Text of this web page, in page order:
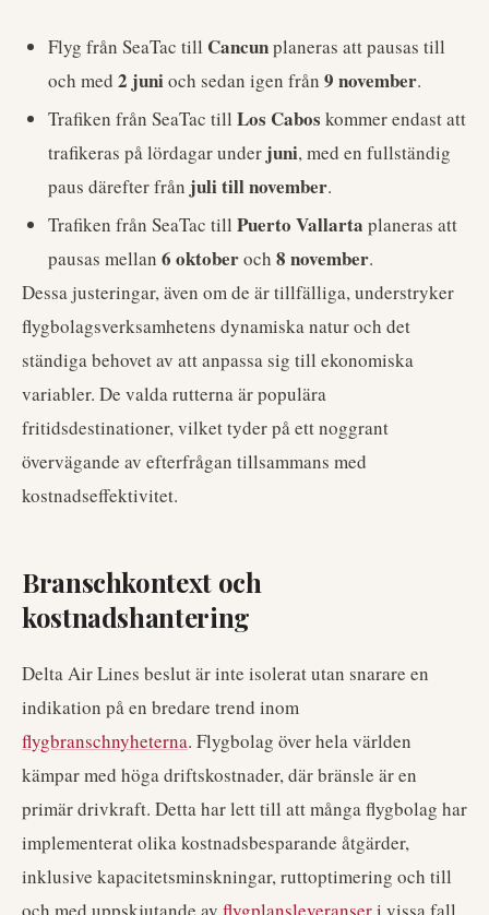
Flyg från SeaTac till Cancunplaneras att pausas till
och med 2 junioch sedan igen från 9 november.
Trafiken från SeaTac till Los Cabos kommer endast att
trafikeras på lördagar under juni, med en fullständig
paus därefter från juli till november.
Trafiken från SeaTac till Puerto Vallarta planeras att
pausas mellan 6 oktoberoch 8 november.
Dessa justeringar, även om de är tillfälliga, understryker
flygbolagsverksamhetens dynamiska natur och det
ständiga behovet av att anpassa sig till ekonomiska
variabler. De valda rutterna är populära
fritidsdestinationer, vilket tyder på ett noggrant
övervägande av efterfrågan tillsammans med
kostnadseffektivitet.
Branschkontext och
kostnadshantering
Delta Air Lines beslut är inte isolerat utan snarare en
indikation på en bredare trend inom
flygbranschnyheterna. Flygbolag över hela världen
kämpar med höga driftskostnader, där bränsle är en
primär drivkraft. Detta har lett till att många flygbolag har
implementerat olika kostnadsbesparande åtgärder,
inklusive kapacitetsminskningar, ruttoptimering och till